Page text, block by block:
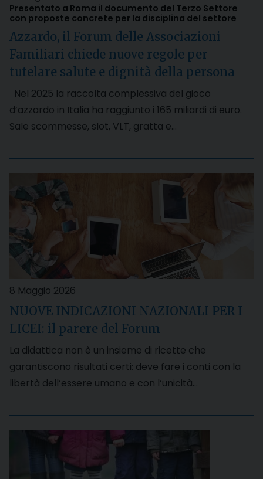
Presentato a Roma il documento del Terzo Settore
con proposte concrete per la disciplina del settore
Azzardo, il Forum delle Associazioni
Familiari chiede nuove regole per
tutelare salute e dignità della persona
Nel 2025 la raccolta complessiva del gioco
d’azzardo in Italia ha raggiunto i 165 miliardi di euro.
Sale scommesse, slot, VLT, gratta e…
8 Maggio 2026
NUOVE INDICAZIONI NAZIONALI PER I
LICEI: il parere del Forum
La didattica non è un insieme di ricette che
garantiscono risultati certi: deve fare i conti con la
libertà dell’essere umano e con l’unicità…